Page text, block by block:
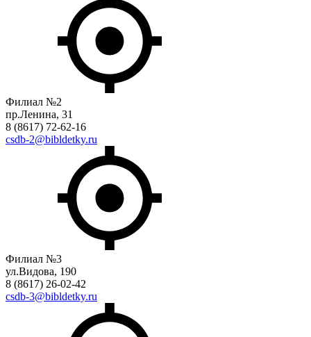
Филиал №2
пр.Ленина, 31
8 (8617) 72-62-16
csdb-2@bibldetky.ru
Филиал №3
ул.Видова, 190
8 (8617) 26-02-42
csdb-3@bibldetky.ru